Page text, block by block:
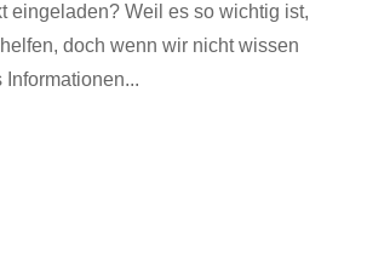
eingeladen? Weil es so wichtig ist,
doch wenn wir nicht wissen